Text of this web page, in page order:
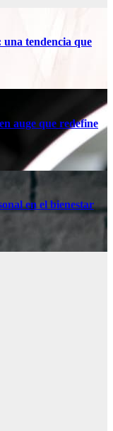
una tendencia que
auge que redefine
en el bienestar